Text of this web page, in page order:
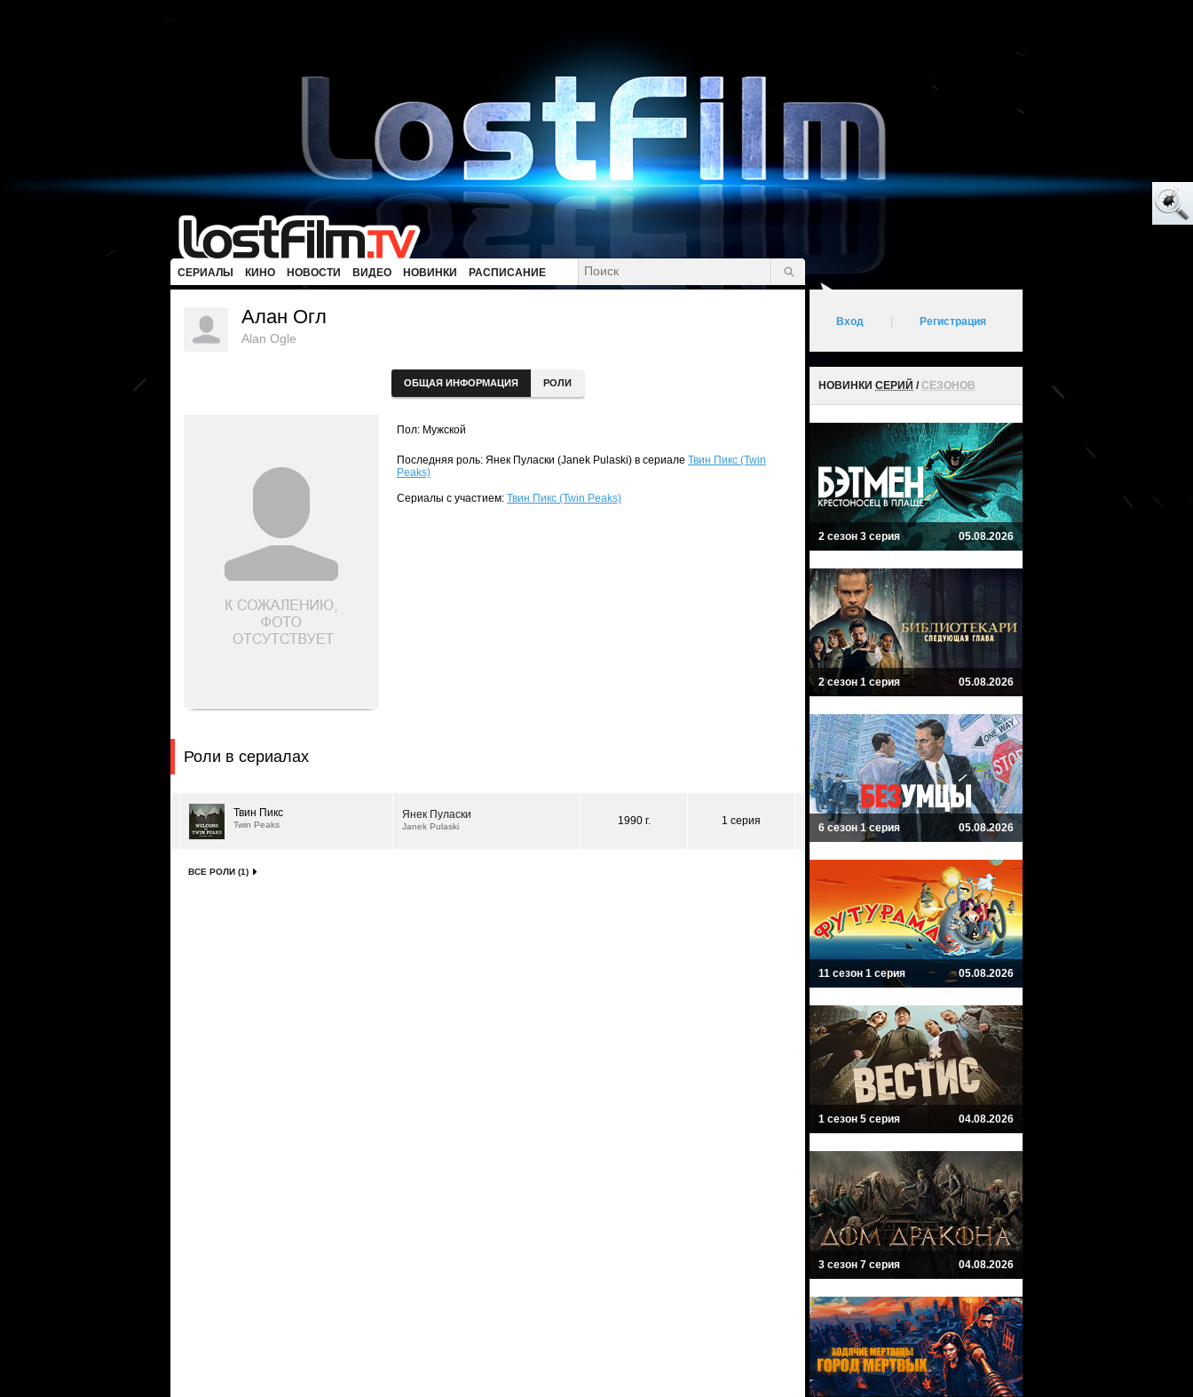
СЕРИАЛЫ КИНО НОВОСТИ ВИДЕО НОВИНКИ РАСПИСАНИЕ
Алан Огл
Alan Ogle
ОБЩАЯ ИНФОРМАЦИЯ РОЛИ
Пол: Мужской
Последняя роль: Янек Пуласки (Janek Pulaski) в сериале Твин Пикс (Twin
Peaks)
Сериалы с участием: Твин Пикс (Twin Peaks)
Роли в сериалах
Твин Пикс
Twin Peaks
Янек Пуласки
Janek Pulaski 1990 г. 1 серия
ВСЕ РОЛИ (1)
Вход Регистрация
НОВИНКИ СЕРИЙ /СЕЗОНОВ
2 сезон 3 серия 05.08.2026
2 сезон 1 серия 05.08.2026
6 сезон 1 серия 05.08.2026
11 сезон 1 серия 05.08.2026
1 сезон 5 серия 04.08.2026
3 сезон 7 серия 04.08.2026